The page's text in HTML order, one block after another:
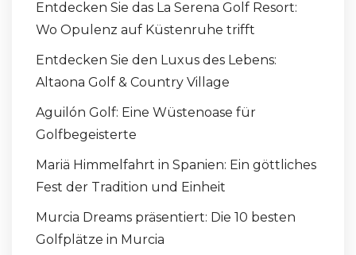
Entdecken Sie das La Serena Golf Resort:
Wo Opulenz auf Küstenruhe trifft
Entdecken Sie den Luxus des Lebens:
Altaona Golf & Country Village
Aguilón Golf: Eine Wüstenoase für
Golfbegeisterte
Mariä Himmelfahrt in Spanien: Ein göttliches
Fest der Tradition und Einheit
Murcia Dreams präsentiert: Die 10 besten
Golfplätze in Murcia